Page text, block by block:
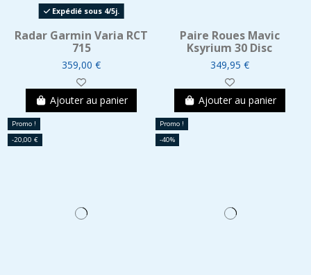
Expédié sous 4/5j.
Radar Garmin Varia RCT
715
359,00 €
Ajouter au panier
Paire Roues Mavic
Ksyrium 30 Disc
349,95 €
Ajouter au panier
Promo !
-20,00 €
Promo !
-40%